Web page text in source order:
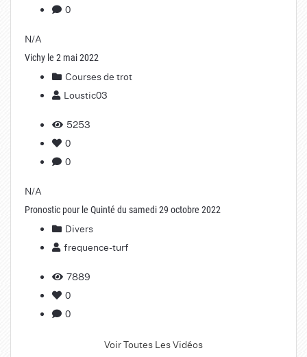
0
N/A
Vichy le 2 mai 2022
Courses de trot
Loustic03
5253
0
0
N/A
Pronostic pour le Quinté du samedi 29 octobre 2022
Divers
frequence-turf
7889
0
0
Voir Toutes Les Vidéos